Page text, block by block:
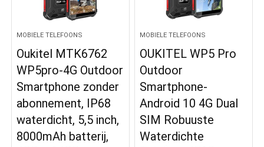
MOBIELE TELEFOONS
Oukitel MTK6762
WP5pro-4G Outdoor
Smartphone zonder
abonnement, IP68
waterdicht, 5,5 inch,
8000mAh batterij,
MOBIELE TELEFOONS
OUKITEL WP5 Pro
Outdoor
Smartphone-
Android 10 4G Dual
SIM Robuuste
Waterdichte